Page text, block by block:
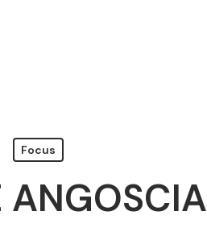
Focus
ANGOSCIA